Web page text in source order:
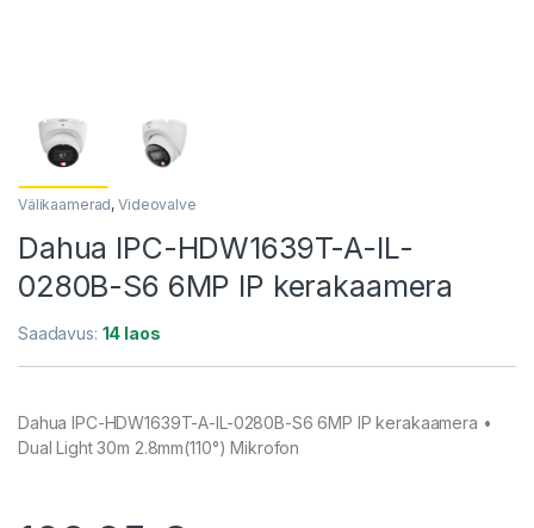
Välikaamerad,Videovalve
Dahua IPC-HDW1639T-A-IL-
0280B-S6 6MP IP kerakaamera
Saadavus: 14 laos
Dahua IPC-HDW1639T-A-IL-0280B-S6 6MP IP kerakaamera •
Dual Light 30m 2.8mm(110°) Mikrofon